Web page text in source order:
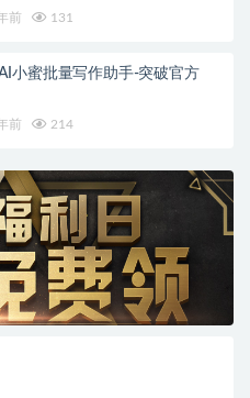
前 131
小蜜批量写作助手-突破官方
前 214